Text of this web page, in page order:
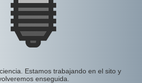
Estamos trabajando en el sito y
enseguida.